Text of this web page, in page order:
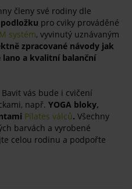
členy své rodiny dle
podložku pro cviky prováděné
systém, vyvinutý uznávaným
zpracované návody jak
lano a kvalitní balanční
Bavit vás bude i cvičení
např. YOGA bloky,
Pilates válců. Všechny
barvách a vyrobené
celou rodinu a podpořte